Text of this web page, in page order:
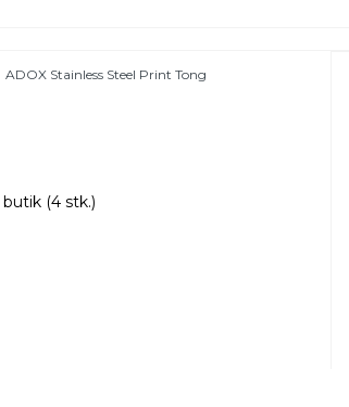
ADOX Stainless Steel Print Tong
(4 stk.)